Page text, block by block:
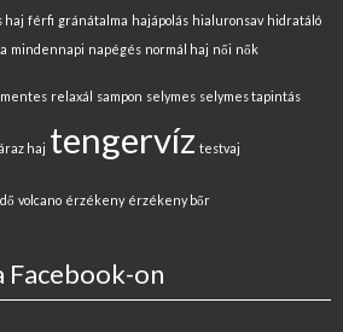
haj férfi gránátalma hajápolás hialuronsav hidratáló
mindennapi napégés normál haj női nők
relaxál sampon selymes selymes tapintás
haj tengervíz testvaj
volcano érzékeny érzékeny bőr
Facebook-on